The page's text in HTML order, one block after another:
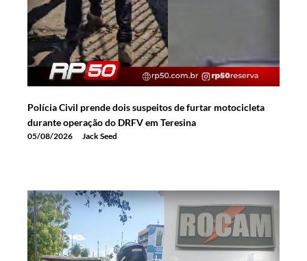
Polícia Civil prende dois suspeitos de furtar motocicleta
durante operação do DRFV em Teresina
05/08/2026 Jack Seed